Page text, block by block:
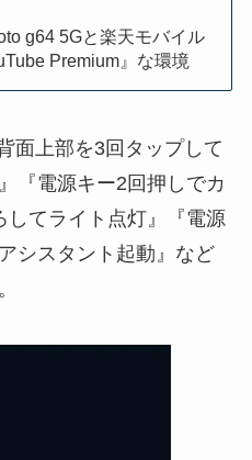
g64 5Gと楽天モバイル
Premium』な環境
面上部を3回タップして
『電源キー2回押しでカ
してライト点灯』『電源
シスタント起動』など